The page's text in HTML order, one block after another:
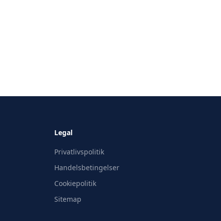
Legal
Privatlivspolitik
Handelsbetingelser
Cookiepolitik
Sitemap